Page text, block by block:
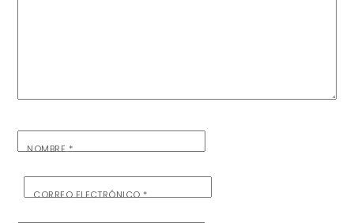
NOMBRE*
CORREO ELECTRÓNICO*